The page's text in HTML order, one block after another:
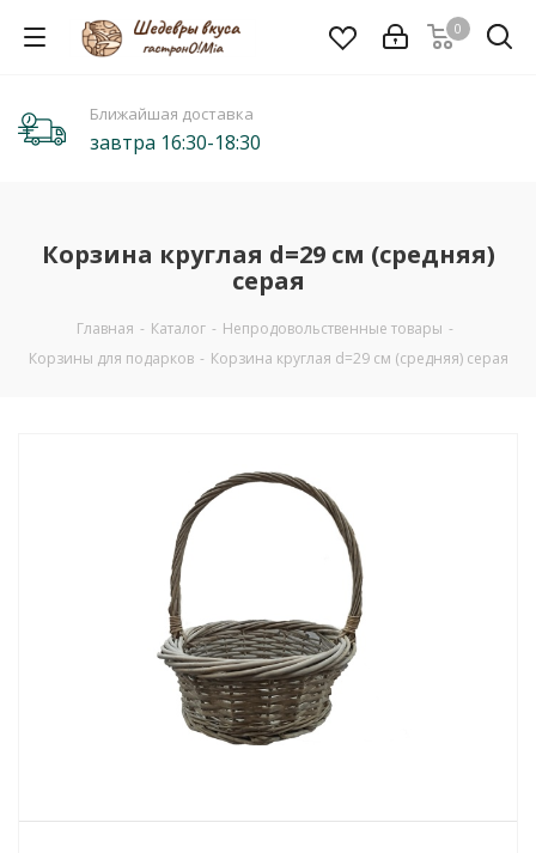
0
Ближайшая доставка
завтра 16:30-18:30
Корзина круглая d=29 см (средняя)
серая
Главная - Каталог - Непродовольственные товары -
Корзины для подарков - Корзина круглая d=29 см (средняя) серая